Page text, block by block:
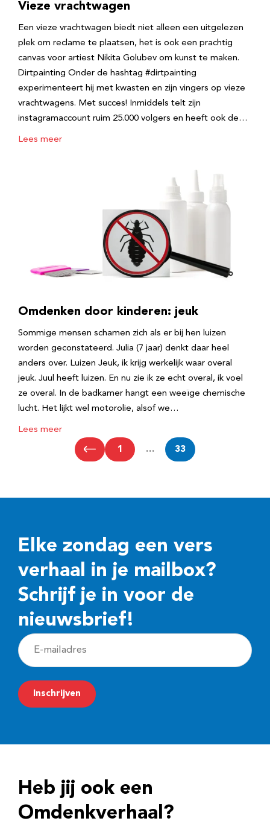
Vieze vrachtwagen
Een vieze vrachtwagen biedt niet alleen een uitgelezen
plek om reclame te plaatsen, het is ook een prachtig
canvas voor artiest Nikita Golubev om kunst te maken.
Dirtpainting Onder de hashtag #dirtpainting
experimenteert hij met kwasten en zijn vingers op vieze
vrachtwagens. Met succes! Inmiddels telt zijn
instagramaccount ruim 25.000 volgers en heeft ook de…
Lees meer
Omdenken door kinderen: jeuk
Sommige mensen schamen zich als er bij hen luizen
worden geconstateerd. Julia (7 jaar) denkt daar heel
anders over. Luizen Jeuk, ik krijg werkelijk waar overal
jeuk. Juul heeft luizen. En nu zie ik ze echt overal, ik voel
ze overal. In de badkamer hangt een weeïge chemische
lucht. Het lijkt wel motorolie, alsof we…
Lees meer
1 … 33
Elke zondag een vers
verhaal in je mailbox?
Schrijf je in voor de
nieuwsbrief!
E
-
m
a
r
e
Inschrijven
Heb jij ook een
Omdenkverhaal?